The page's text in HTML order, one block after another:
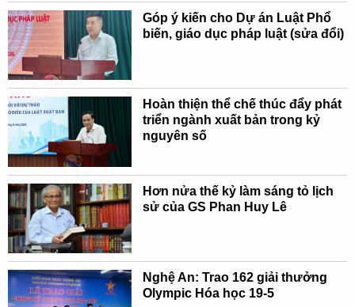
Góp ý kiến cho Dự án Luật Phổ
biến, giáo dục pháp luật (sửa đổi)
Hoàn thiện thể chế thúc đẩy phát
triển ngành xuất bản trong kỷ
nguyên số
Hơn nửa thế kỷ làm sáng tỏ lịch
sử của GS Phan Huy Lê
Nghệ An: Trao 162 giải thưởng
Olympic Hóa học 19-5